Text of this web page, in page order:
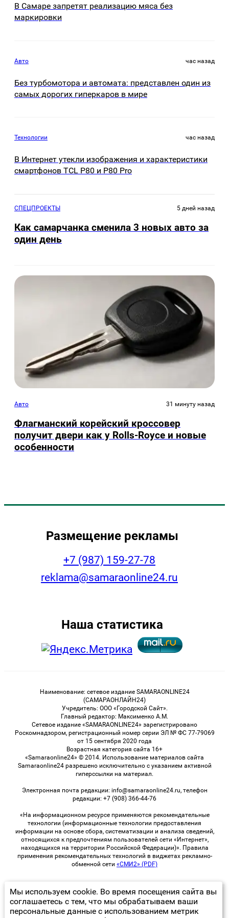
В Самаре запретят реализацию мяса без
маркировки
Авто час назад
Без турбомотора и автомата: представлен один из
самых дорогих гиперкаров в мире
Технологии час назад
В Интернет утекли изображения и характеристики
смартфонов TCL P80 и P80 Pro
СПЕЦПРОЕКТЫ 5 дней назад
Как самарчанка сменила 3 новых авто за
один день
Авто 31 минуту назад
Флагманский корейский кроссовер
получит двери как у Rolls-Royce и новые
особенности
Размещение рекламы
+7 (987) 159-27-78
reklama@samaraonline24.ru
Наша статистика
Наименование: сетевое издание SAMARAONLINE24
(САМАРАОНЛАЙН24)
Учредитель: ООО «Городской Сайт».
Главный редактор: Максименко А.М.
Сетевое издание «SAMARAONLINE24» зарегистрировано
Роскомнадзором, регистрационный номер серии ЭЛ № ФС 77-79069
от 15 сентября 2020 года
Возрастная категория сайта 16+
«Samaraonline24» © 2014. Использование материалов сайта
Samaraonline24 разрешено исключительно с указанием активной
гиперссылки на материал.
Электронная почта редакции: info@samaraonline24.ru, телефон
редакции: +7 (908) 366-44-76
«На информационном ресурсе применяются рекомендательные
технологии (информационные технологии предоставления
информации на основе сбора, систематизации и анализа сведений,
относящихся к предпочтениям пользователей сети «Интернет»,
находящихся на территории Российской Федерации)». Правила
применения рекомендательных технологий в виджетах рекламно-
обменной сети «СМИ2» (PDF)
© 2026 «samaraOnline24» | Все права защищены
Возрастная категория сайта 16+
Мы используем cookie. Во время посещения сайта вы
соглашаетесь с тем, что мы обрабатываем ваши
персональные данные с использованием метрик